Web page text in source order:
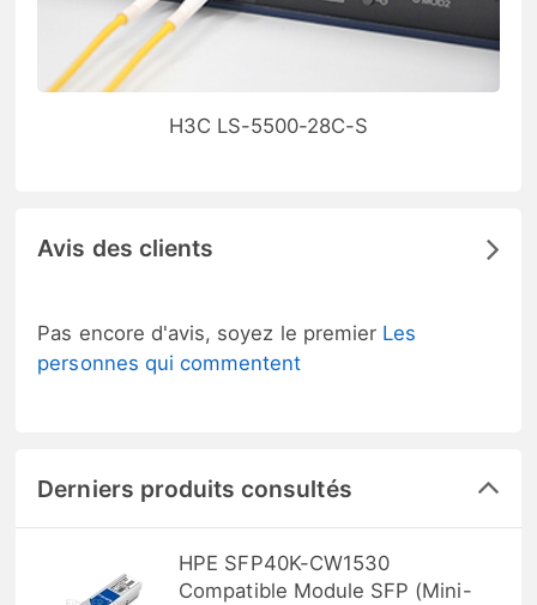
H3C LS-5500-28C-S
Avis des clients
Pas encore d'avis, soyez le premier Les
personnes qui commentent
Derniers produits consultés
HPE SFP40K-CW1530
Compatible Module SFP (Mini-